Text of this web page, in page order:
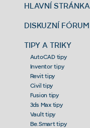
HLAVNÍ STRÁNKA
DISKUZNÍ FÓRUM
TIPY A TRIKY
AutoCAD tipy
Inventor tipy
Revit tipy
Civil tipy
Fusion tipy
3ds Max tipy
Vault tipy
Be.Smart tipy